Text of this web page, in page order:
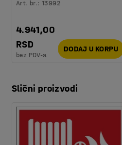
Art. br.:13992
4.941,00
RSD
bez PDV-a
DODAJ U KORPU
Slični proizvodi